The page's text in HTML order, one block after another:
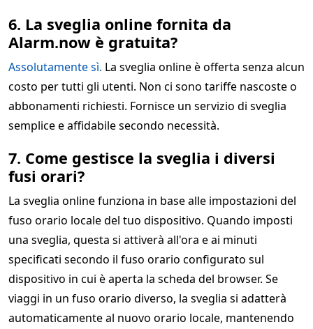
6. La sveglia online fornita da
Alarm.now è gratuita?
Assolutamente sì. La sveglia online è offerta senza alcun
costo per tutti gli utenti. Non ci sono tariffe nascoste o
abbonamenti richiesti. Fornisce un servizio di sveglia
semplice e affidabile secondo necessità.
7. Come gestisce la sveglia i diversi
fusi orari?
La sveglia online funziona in base alle impostazioni del
fuso orario locale del tuo dispositivo. Quando imposti
una sveglia, questa si attiverà all'ora e ai minuti
specificati secondo il fuso orario configurato sul
dispositivo in cui è aperta la scheda del browser. Se
viaggi in un fuso orario diverso, la sveglia si adatterà
automaticamente al nuovo orario locale, mantenendo